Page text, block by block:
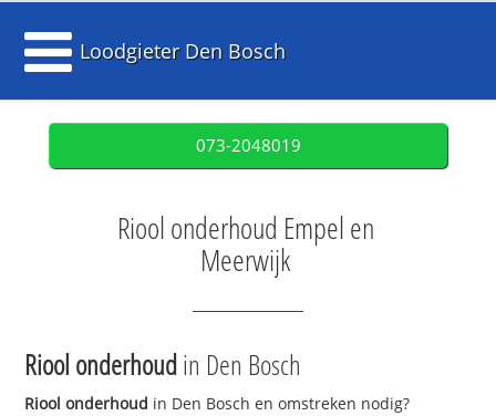
Loodgieter Den Bosch
073-2048019
Riool onderhoud Empel en
Meerwijk
Riool onderhoudin Den Bosch
Riool onderhoud in Den Bosch en omstreken nodig?